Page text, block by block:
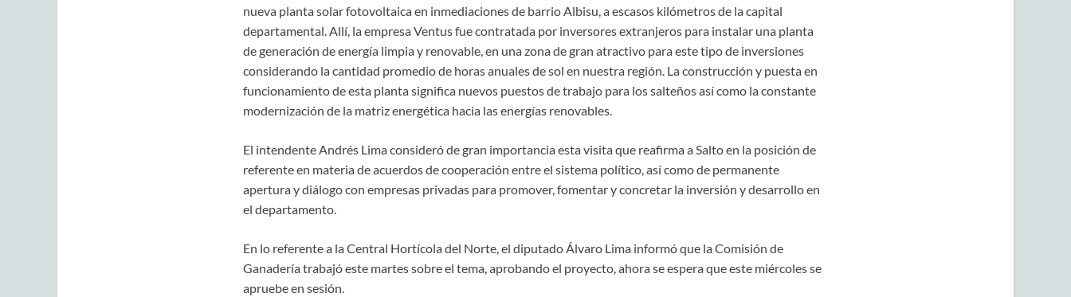
nueva planta solar fotovoltaica en inmediaciones de barrio Albisu, a escasos kilómetros de la capital
departamental. Allí, la empresa Ventus fue contratada por inversores extranjeros para instalar una planta
de generación de energía limpia y renovable, en una zona de gran atractivo para este tipo de inversiones
considerando la cantidad promedio de horas anuales de sol en nuestra región. La construcción y puesta en
funcionamiento de esta planta significa nuevos puestos de trabajo para los salteños así como la constante
modernización de la matriz energética hacia las energías renovables.
El intendente Andrés Lima consideró de gran importancia esta visita que reafirma a Salto en la posición de
referente en materia de acuerdos de cooperación entre el sistema político, así como de permanente
apertura y diálogo con empresas privadas para promover, fomentar y concretar la inversión y desarrollo en
el departamento.
En lo referente a la Central Hortícola del Norte, el diputado Álvaro Lima informó que la Comisión de
Ganadería trabajó este martes sobre el tema, aprobando el proyecto, ahora se espera que este miércoles se
apruebe en sesión.